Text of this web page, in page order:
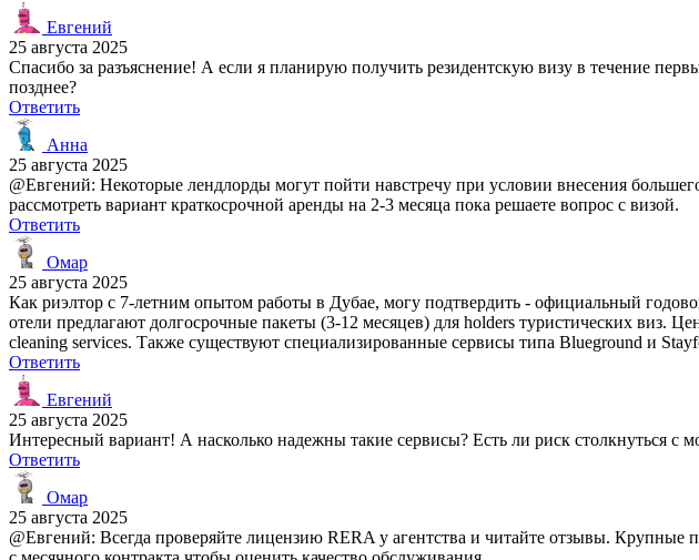
Евгений
25 августа 2025
Спасибо за разъяснение! А если я планирую получить резидентскую визу в течение
позднее?
Ответить
Анна
25 августа 2025
@Евгений: Некоторые лендлорды могут пойти навстречу при условии внесения
рассмотреть вариант краткосрочной аренды на 2-3 месяца пока решаете вопрос с визой.
Ответить
Омар
25 августа 2025
Как риэлтор с 7-летним опытом работы в Дубае, могу подтвердить - официальный
отели предлагают долгосрочные пакеты (3-12 месяцев) для holders туристических
cleaning services. Также существуют специализированные сервисы типа Blueground и
Ответить
Евгений
25 августа 2025
Интересный вариант! А насколько надежны такие сервисы? Есть ли риск столкнуться с
Ответить
Омар
25 августа 2025
@Евгений: Всегда проверяйте лицензию RERA у агентства и читайте отзывы.